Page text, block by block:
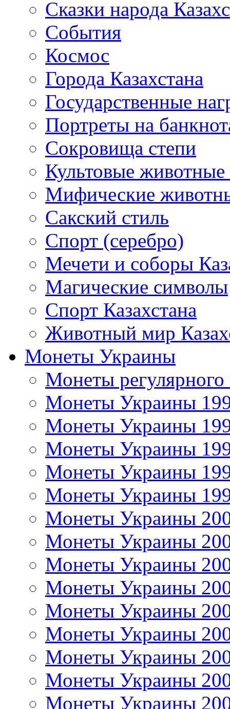
Сказки народа
События
Космос
Города Казахстана
Государственные
Портреты на
Сокровища степи
Культовые
Мифические
Сакский стиль
Спорт (серебро)
Мечети и соборы
Магические символы
Спорт Казахстана
Животный мир
Монеты Украины
Монеты регулярного
Монеты Украины
Монеты Украины
Монеты Украины
Монеты Украины
Монеты Украины
Монеты Украины
Монеты Украины
Монеты Украины
Монеты Украины
Монеты Украины
Монеты Украины
Монеты Украины
Монеты Украины
Монеты Украины